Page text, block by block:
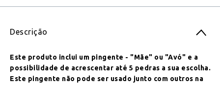
Descrição
Este produto inclui um pingente - "Mãe" ou "Avó" e a
possibilidade de acrescentar até 5 pedras a sua escolha.
Este pingente não pode ser usado junto com outros na